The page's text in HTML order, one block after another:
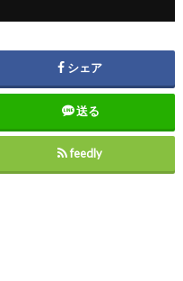
シェア
送る
feedly